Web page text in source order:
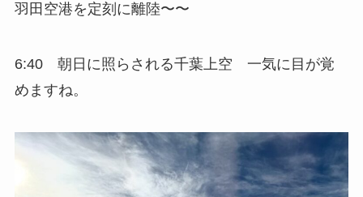
羽田空港を定刻に離陸〜〜
6:40 朝日に照らされる千葉上空 一気に目が覚
めますね。